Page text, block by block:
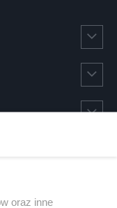
oraz inne